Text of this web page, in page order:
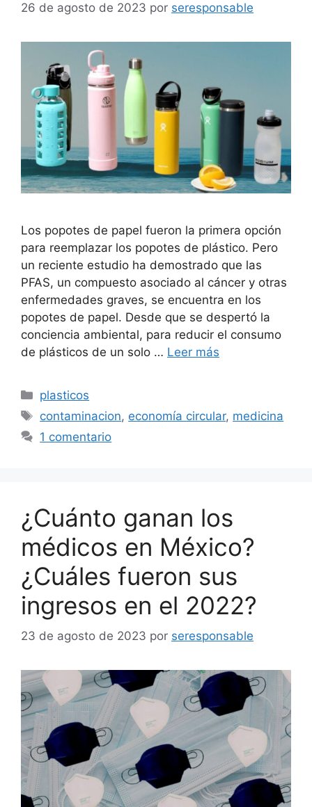
26 de agosto de 2023 por seresponsable
Los popotes de papel fueron la primera opción
para reemplazar los popotes de plástico. Pero
un reciente estudio ha demostrado que las
PFAS, un compuesto asociado al cáncer y otras
enfermedades graves, se encuentra en los
popotes de papel. Desde que se despertó la
conciencia ambiental, para reducir el consumo
de plásticos de un solo … Leer más
Categorías
plasticos
Etiquetas
contaminacion, economía circular, medicina
1 comentario
¿Cuánto ganan los
médicos en México?
¿Cuáles fueron sus
ingresos en el 2022?
23 de agosto de 2023 por seresponsable